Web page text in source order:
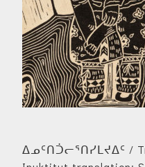
ᐃᓄᑦᑎᑑᓕᕐᑎᓯᒪᔪᐃᑦ /